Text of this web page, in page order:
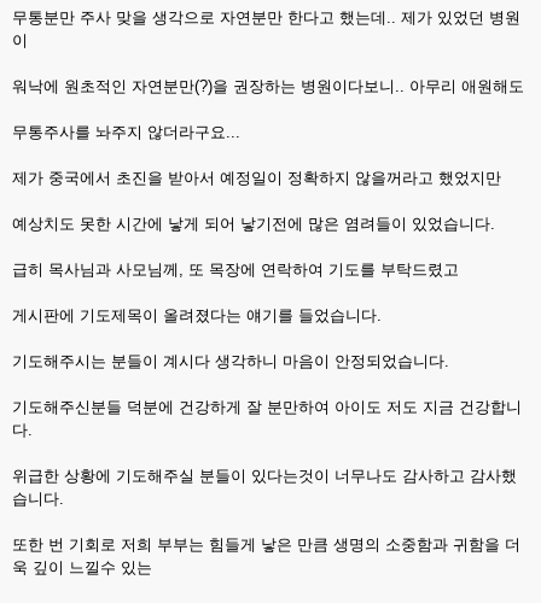
무통분만 주사 맞을 생각으로 자연분만 한다고 했는데.. 제가 있었던 병원
이
워낙에 원초적인 자연분만(?)을 권장하는 병원이다보니.. 아무리 애원해도
무통주사를 놔주지 않더라구요...
제가 중국에서 초진을 받아서 예정일이 정확하지 않을꺼라고 했었지만
예상치도 못한 시간에 낳게 되어 낳기전에 많은 염려들이 있었습니다.
급히 목사님과 사모님께, 또 목장에 연락하여 기도를 부탁드렸고
게시판에 기도제목이 올려졌다는 얘기를 들었습니다.
기도해주시는 분들이 계시다 생각하니 마음이 안정되었습니다.
기도해주신분들 덕분에 건강하게 잘 분만하여 아이도 저도 지금 건강합니
다.
위급한 상황에 기도해주실 분들이 있다는것이 너무나도 감사하고 감사했
습니다.
또한 번 기회로 저희 부부는 힘들게 낳은 만큼 생명의 소중함과 귀함을 더
욱 깊이 느낄수 있는